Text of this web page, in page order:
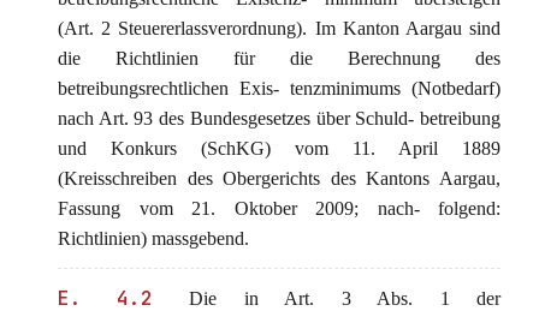
(Art. 2 Steuererlassverordnung). Im Kanton Aargau sind
die Richtlinien für die Berechnung des
betreibungsrechtlichen Exis- tenzminimums (Notbedarf)
nach Art. 93 des Bundesgesetzes über Schuld- betreibung
und Konkurs (SchKG) vom 11. April 1889
(Kreisschreiben des Obergerichts des Kantons Aargau,
Fassung vom 21. Oktober 2009; nach- folgend:
Richtlinien) massgebend.
E. 4.2
Die in Art. 3 Abs. 1 der